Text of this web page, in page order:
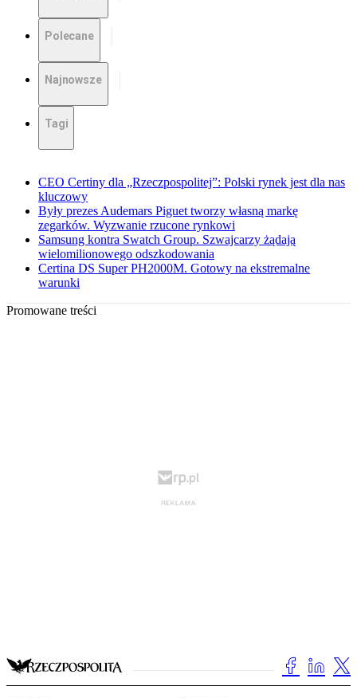
Polecane
Najnowsze
Tagi
CEO Certiny dla „Rzeczpospolitej”: Polski rynek jest dla nas
kluczowy
Były prezes Audemars Piguet tworzy własną markę
zegarków. Wyzwanie rzucone rynkowi
Samsung kontra Swatch Group. Szwajcarzy żądają
wielomilionowego odszkodowania
Certina DS Super PH2000M. Gotowy na ekstremalne
warunki
Promowane treści